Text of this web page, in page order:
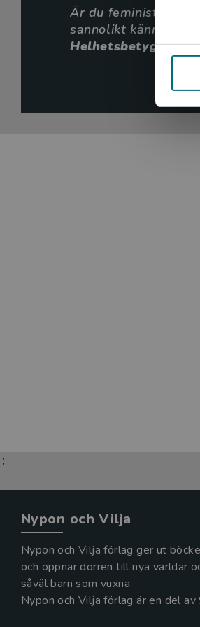
Är du feminist eller?
sannolikt känns
Helhetsbetyg 4 av 5
;
Nypon och Vilja
Nypon och Vilja förlag ger ut
och öppnar dörren till nya världar
såväl barn som vuxna.
Nypon och Vilja förlag är en del